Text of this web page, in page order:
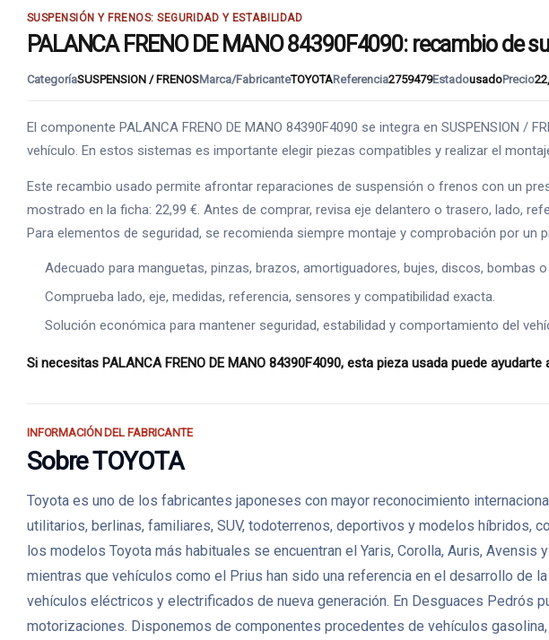
SUSPENSIÓN Y FRENOS: SEGURIDAD Y ESTABILIDAD
PALANCA FRENO DE MANO 84390F4090: recambio de
CategoríaSUSPENSION / FRENOSMarca/FabricanteTOYOTAReferencia2759479EstadousadoPrecio
El componente PALANCA FRENO DE MANO 84390F4090 se integra en SUSPENSION
vehículo. En estos sistemas es importante elegir piezas compatibles y realizar el
Este recambio usado permite afrontar reparaciones de suspensión o frenos con un
mostrado en la ficha: 22,99 €. Antes de comprar, revisa eje delantero o trasero, lado,
Para elementos de seguridad, se recomienda siempre montaje y comprobación por un
Adecuado para manguetas, pinzas, brazos, amortiguadores, bujes, discos, bombas
Comprueba lado, eje, medidas, referencia, sensores y compatibilidad exacta.
Solución económica para mantener seguridad, estabilidad y comportamiento del
Si necesitas PALANCA FRENO DE MANO 84390F4090, esta pieza usada puede
INFORMACIÓN DEL FABRICANTE
Sobre TOYOTA
Toyota es uno de los fabricantes japoneses con mayor reconocimiento
utilitarios, berlinas, familiares, SUV, todoterrenos, deportivos y modelos híbridos,
los modelos Toyota más habituales se encuentran el Yaris, Corolla, Auris, Avensis
mientras que vehículos como el Prius han sido una referencia en el desarrollo de
vehículos eléctricos y electrificados de nueva generación. En Desguaces Pedrós
motorizaciones. Disponemos de componentes procedentes de vehículos